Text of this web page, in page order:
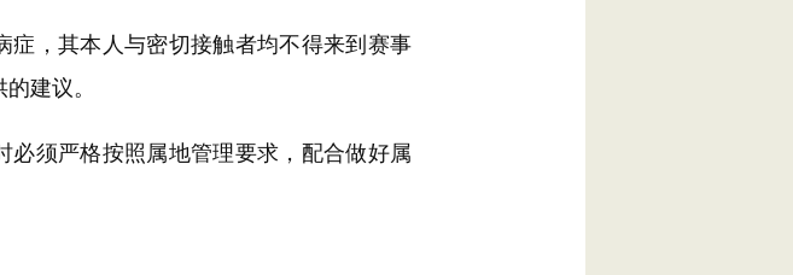
，其本人与密切接触者均不得来到赛事
建议。
须严格按照属地管理要求，配合做好属